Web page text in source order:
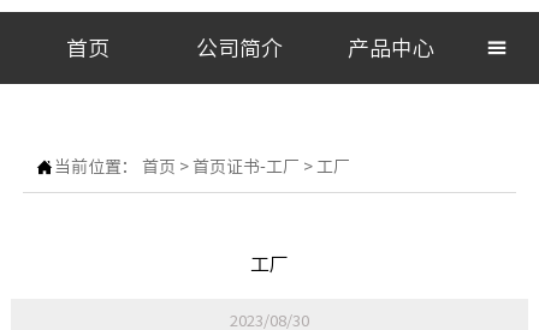
首页 公司简介 产品中心 
 当前位置： 首页 > 首页证书-工厂 > 工厂
工厂
2023/08/30